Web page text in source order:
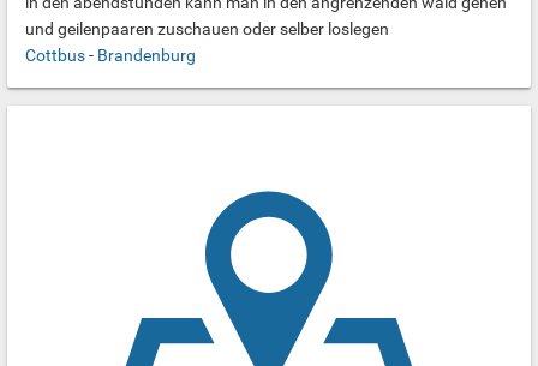
und geilenpaaren zuschauen oder selber loslegen
Cottbus- Brandenburg